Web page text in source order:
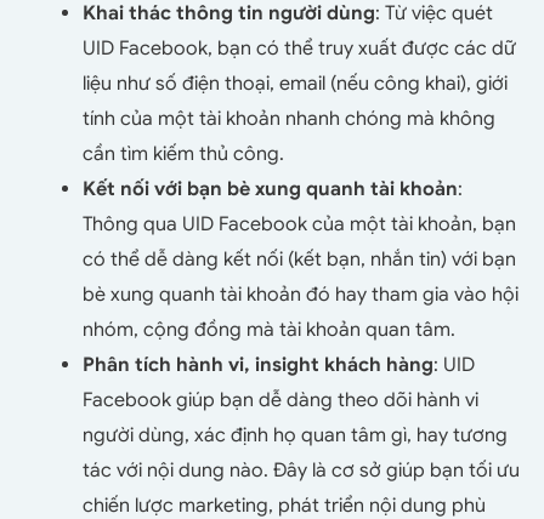
Khai thác thông tin người dùng: Từ việc quét
UID Facebook, bạn có thể truy xuất được các dữ
liệu như số điện thoại, email (nếu công khai), giới
tính của một tài khoản nhanh chóng mà không
cần tìm kiếm thủ công.
Kết nối với bạn bè xung quanh tài khoản:
Thông qua UID Facebook của một tài khoản, bạn
có thể dễ dàng kết nối (kết bạn, nhắn tin) với bạn
bè xung quanh tài khoản đó hay tham gia vào hội
nhóm, cộng đồng mà tài khoản quan tâm.
Phân tích hành vi, insight khách hàng: UID
Facebook giúp bạn dễ dàng theo dõi hành vi
người dùng, xác định họ quan tâm gì, hay tương
tác với nội dung nào. Đây là cơ sở giúp bạn tối ưu
chiến lược marketing, phát triển nội dung phù